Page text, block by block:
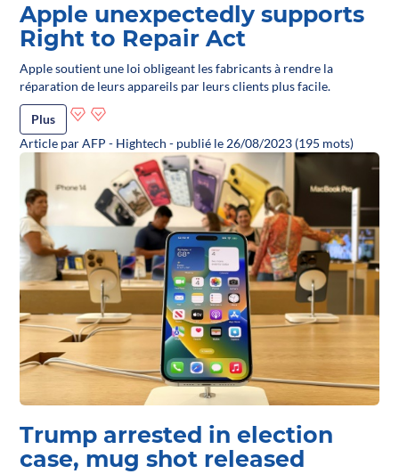
Apple unexpectedly supports
Right to Repair Act
Apple soutient une loi obligeant les fabricants à rendre la
réparation de leurs appareils par leurs clients plus facile.
Plus
Article par AFP - Hightech - publié le 26/08/2023 (195 mots)
Trump arrested in election
case, mug shot released